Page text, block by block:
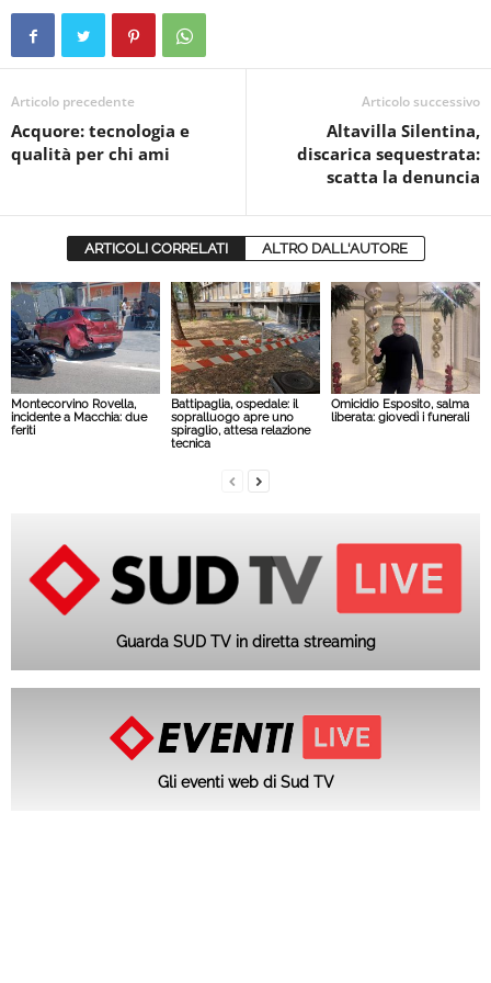
Articolo precedente
Acquore: tecnologia e
qualità per chi ami
Articolo successivo
Altavilla Silentina,
discarica sequestrata:
scatta la denuncia
ARTICOLI CORRELATI ALTRO DALL'AUTORE
Montecorvino Rovella,
incidente a Macchia: due
feriti
Battipaglia, ospedale: il
sopralluogo apre uno
spiraglio, attesa relazione
tecnica
Omicidio Esposito, salma
liberata: giovedì i funerali
Guarda SUD TV in diretta streaming
Gli eventi web di Sud TV